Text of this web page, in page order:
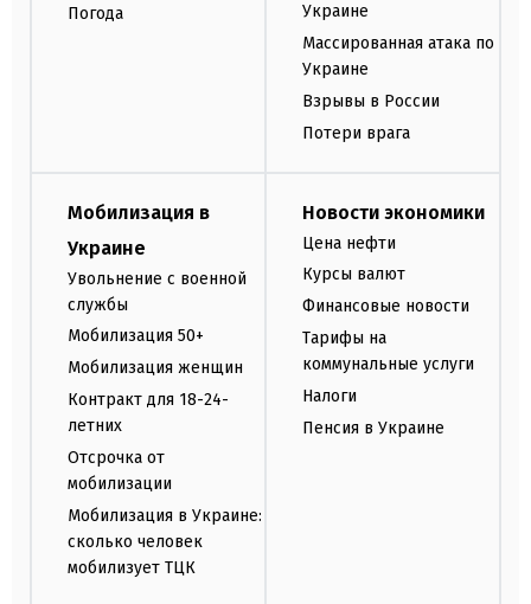
Погода
Украине
Массированная атака по
Украине
Взрывы в России
Потери врага
Мобилизация в
Украине
Увольнение с военной
службы
Мобилизация 50+
Мобилизация женщин
Контракт для 18-24-
летних
Отсрочка от
мобилизации
Мобилизация в Украине:
сколько человек
мобилизует ТЦК
Новости экономики
Цена нефти
Курсы валют
Финансовые новости
Тарифы на
коммунальные услуги
Налоги
Пенсия в Украине